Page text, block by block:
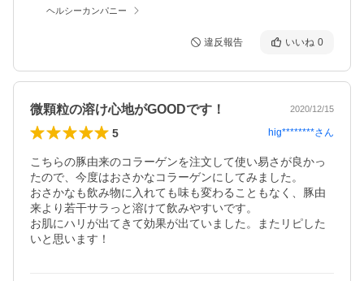
ヘルシーカンパニー
違反報告 いいね 0
微顆粒の溶け心地がGOODです！ 2020/12/15
5 hig********さん
こちらの豚由来のコラーゲンを注文して使い易さが良かっ
たので、今度はおさかなコラーゲンにしてみました。
おさかなも飲み物に入れても味も変わることもなく、豚由
来より若干サラっと溶けて飲みやすいです。
お肌にハリが出てきて効果が出ていました。またリピした
いと思います！